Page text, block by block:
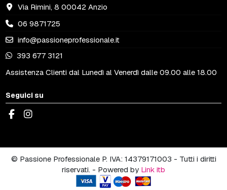
Via Rimini, 8 00042 Anzio
06 9871725
info@passioneprofessionale.it
393 677 3121
Assistenza Clienti dal Lunedì al Venerdì dalle 09.00 alle 18.00
Seguici su
© Passione Professionale P. IVA: 14379171003 - Tutti i diritti
riservati. - Powered by Link itb